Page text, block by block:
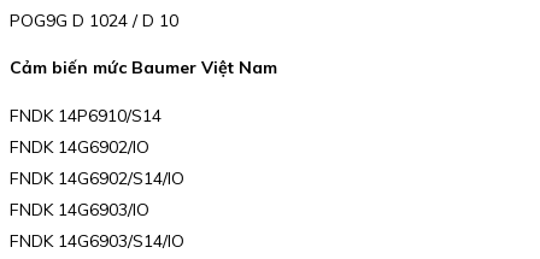
POG9G D 1024 / D 10
Cảm biến mức Baumer Việt Nam
FNDK 14P6910/S14
FNDK 14G6902/IO
FNDK 14G6902/S14/IO
FNDK 14G6903/IO
FNDK 14G6903/S14/IO